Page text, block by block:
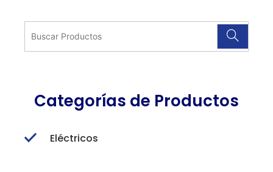
Categorías de Productos
Eléctricos